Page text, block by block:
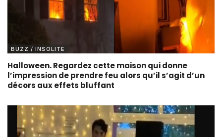
BUZZ / INSOLITE
Halloween. Regardez cette maison qui donne
l’impression de prendre feu alors qu’il s’agit d’un
décors aux effets bluffant